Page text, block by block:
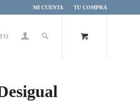
MI CUENTA TU COMPRA